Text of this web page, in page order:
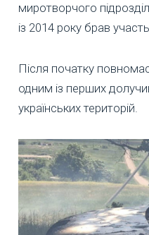
миротворчого
із 2014 року брав
Після початку
одним із перших
українських територій.